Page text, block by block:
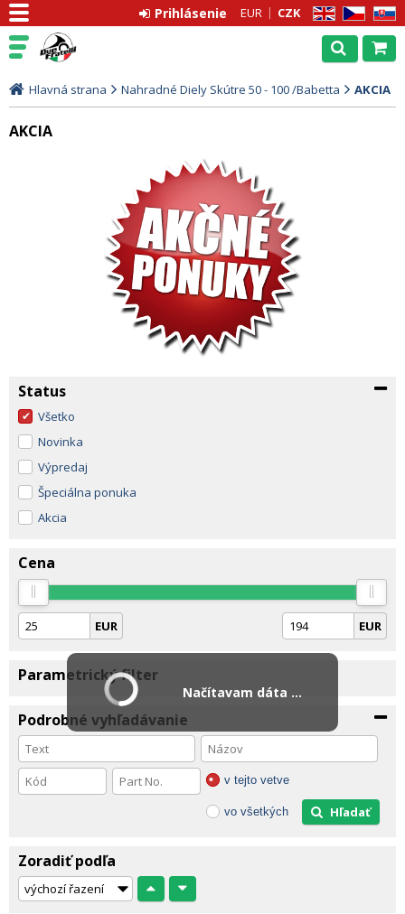
EN CZ SK
EUR CZK
Prihlásenie
Hlavná strana Nahradné Diely Skútre 50 - 100 /Babetta AKCIA
AKCIA
Status
Všetko
Novinka
Výpredaj
Špeciálna ponuka
Akcia
Cena
EUR EUR
Parametrický filter
Podrobné vyhľadávanie
v tejto vetve
vo všetkých Hľadať
Zoradiť podľa
Načítavam dáta ...